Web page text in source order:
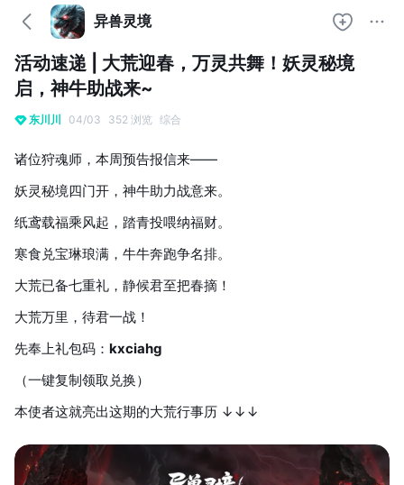
异兽灵境
活动速递 | 大荒迎春，万灵共舞！妖灵秘境
启，神牛助战来~
东川川 04/03 352 浏览 综合
诸位狩魂师，本周预告报信来——
妖灵秘境四门开，神牛助力战意来。
纸鸢载福乘风起，踏青投喂纳福财。
寒食兑宝琳琅满，牛牛奔跑争名排。
大荒已备七重礼，静候君至把春摘！
大荒万里，待君一战！
先奉上礼包码： kxciahg
（一键复制领取兑换）
本使者这就亮出这期的大荒行事历 ↓↓↓